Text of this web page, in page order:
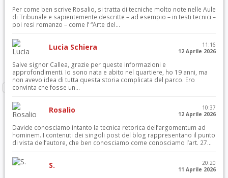
Per come ben scrive Rosalio, si tratta di tecniche molto note nelle Aule
di Tribunale e sapientemente descritte – ad esempio – in testi tecnici –
poi resi romanzo – come l’ “Arte del...
Lucia Schiera
11:16
12 Aprile 2026
Salve signor Callea, grazie per queste informazioni e
approfondimenti. Io sono nata e abito nel quartiere, ho 19 anni, ma
non avevo idea di tutta questa storia complicata del parco. Ero
convinta che fosse un...
Rosalio
10:37
12 Aprile 2026
Davide conosciamo intanto la tecnica retorica dell’argomentum ad
hominem. I contenuti dei singoli post del blog rappresentano il punto
di vista dell’autore, che ben conosciamo come conosciamo l’art. 27...
S.
20:20
11 Aprile 2026